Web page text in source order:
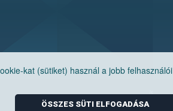
kat (sütiket) használ a jobb felhasználói
ÖSSZES SÜTI ELFOGADÁSA